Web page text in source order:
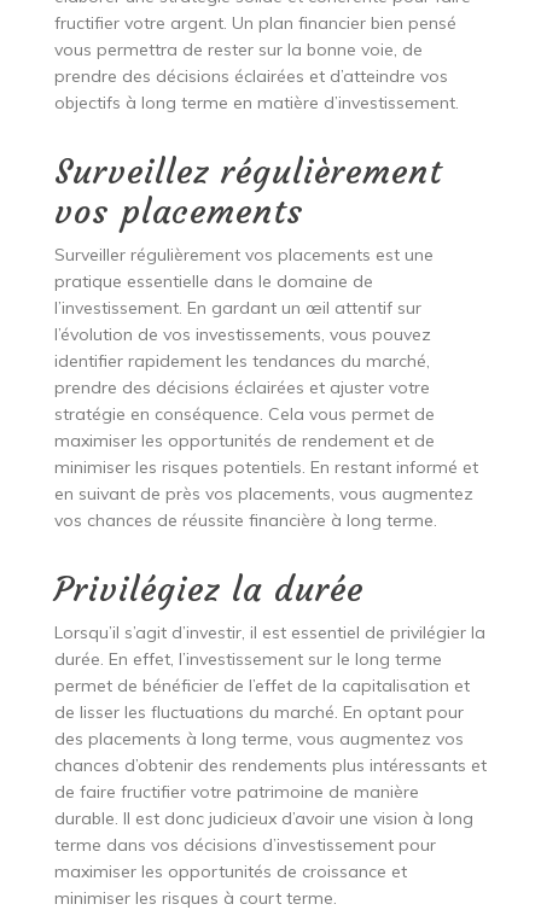
fructifier votre argent. Un plan financier bien pensé
vous permettra de rester sur la bonne voie, de
prendre des décisions éclairées et d’atteindre vos
objectifs à long terme en matière d’investissement.
Surveillez régulièrement
vos placements
Surveiller régulièrement vos placements est une
pratique essentielle dans le domaine de
l’investissement. En gardant un œil attentif sur
l’évolution de vos investissements, vous pouvez
identifier rapidement les tendances du marché,
prendre des décisions éclairées et ajuster votre
stratégie en conséquence. Cela vous permet de
maximiser les opportunités de rendement et de
minimiser les risques potentiels. En restant informé et
en suivant de près vos placements, vous augmentez
vos chances de réussite financière à long terme.
Privilégiez la durée
Lorsqu’il s’agit d’investir, il est essentiel de privilégier la
durée. En effet, l’investissement sur le long terme
permet de bénéficier de l’effet de la capitalisation et
de lisser les fluctuations du marché. En optant pour
des placements à long terme, vous augmentez vos
chances d’obtenir des rendements plus intéressants et
de faire fructifier votre patrimoine de manière
durable. Il est donc judicieux d’avoir une vision à long
terme dans vos décisions d’investissement pour
maximiser les opportunités de croissance et
minimiser les risques à court terme.